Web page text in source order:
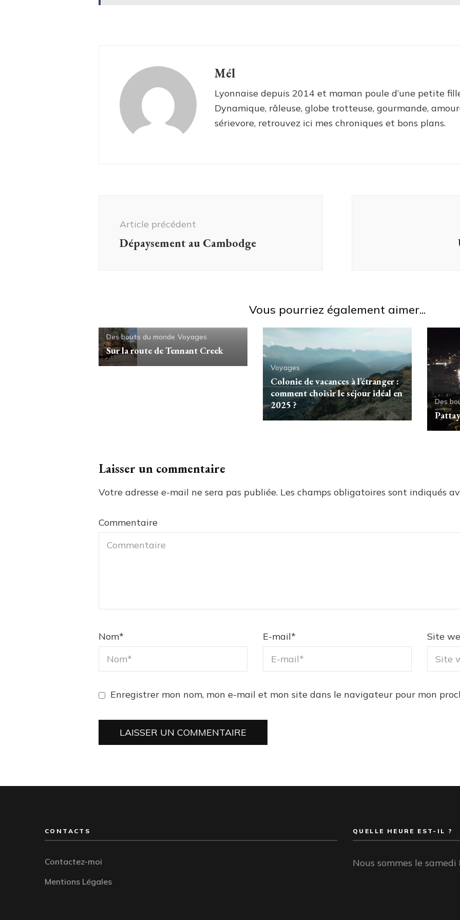
Mél
Lyonnaise depuis 2014 et maman poule d’une petite
Dynamique, râleuse, globe trotteuse, gourmande,
sérievore, retrouvez ici mes chroniques et bons plans.
d'article
Article précédent
Dépaysement au Cambodge
Vous pourriez également aimer...
Des bouts du monde Voyages
Sur la route de Tennant Creek
Voyages
Colonie de vacances à l’étranger :
comment choisir le séjour idéal en
2025 ?
Des
Laisser un commentaire
Votre adresse e-mail ne sera pas publiée. Les champs obligatoires sont indiqués
Commentaire
Nom* E-mail* Site
Enregistrer mon nom, mon e-mail et mon site dans le navigateur pour mon
CONTACTS
Contactez-moi
Mentions Légales
QUELLE HEURE EST-IL ?
Nous sommes le